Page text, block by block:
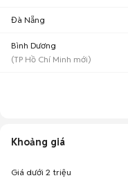
Đà Nẵng
Bình Dương
(TP Hồ Chí Minh mới)
Khoảng giá
Giá dưới 2 triệu